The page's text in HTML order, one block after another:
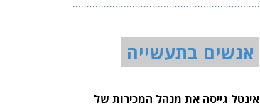
2026
אנשים בתעשייה
אינטל גייסה את מנהל המכירות של